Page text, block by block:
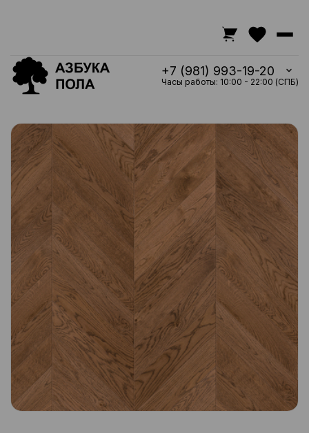
+7 (981) 993-19-20
Часы работы: 10:00 - 22:00 (СПБ)